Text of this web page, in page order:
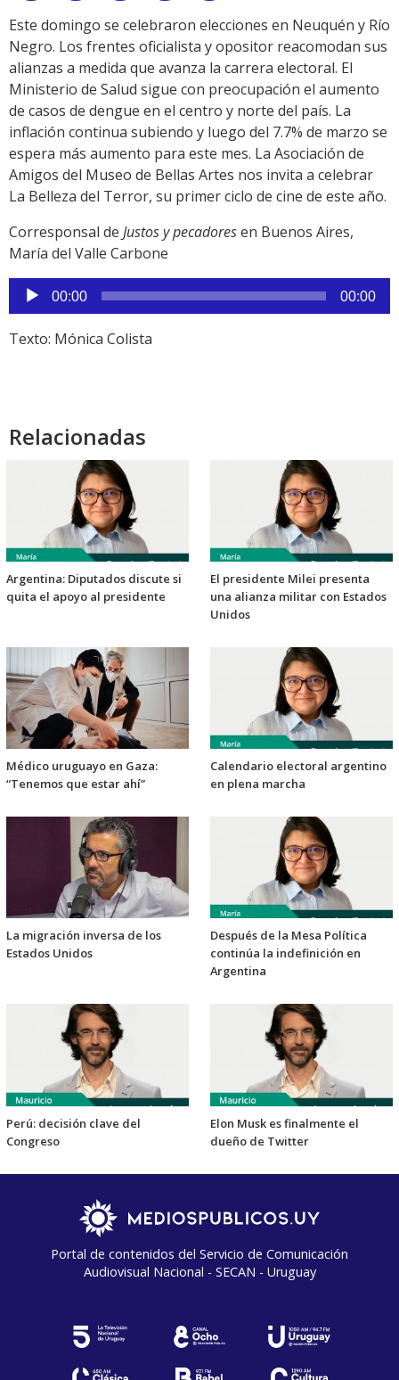
Link
Este domingo se celebraron elecciones en Neuquén y Río
Negro. Los frentes oficialista y opositor reacomodan sus
alianzas a medida que avanza la carrera electoral. El
Ministerio de Salud sigue con preocupación el aumento
de casos de dengue en el centro y norte del país. La
inflación continua subiendo y luego del 7.7% de marzo se
espera más aumento para este mes. La Asociación de
Amigos del Museo de Bellas Artes nos invita a celebrar
La Belleza del Terror, su primer ciclo de cine de este año.
Corresponsal de Justos y pecadoresen Buenos Aires,
María del Valle Carbone
Reproductor
de
audio
00:00 00:00
Texto: Mónica Colista
Relacionadas
Argentina: Diputados discute si
quita el apoyo al presidente
El presidente Milei presenta
una alianza militar con Estados
Unidos
Médico uruguayo en Gaza:
“Tenemos que estar ahí”
Calendario electoral argentino
en plena marcha
La migración inversa de los
Estados Unidos
Después de la Mesa Política
continúa la indefinición en
Argentina
Perú: decisión clave del
Congreso
Elon Musk es finalmente el
dueño de Twitter
Portal de contenidos del Servicio de Comunicación
Audiovisual Nacional - SECAN - Uruguay